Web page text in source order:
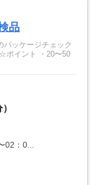
品
02：0...